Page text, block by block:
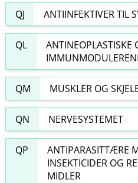
QJ ANTIINFEKTIVER TIL
QL
ANTINEOPLASTISKE
QM MUSKLER OG
QN NERVESYSTEMET
QP
ANTIPARASITTÆRE
INSEKTICIDER OG
MIDLER